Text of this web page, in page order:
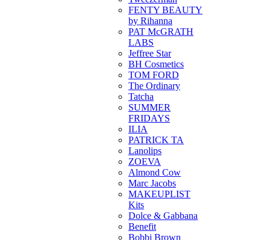
FENTY BEAUTY
by Rihanna
PAT McGRATH
LABS
Jeffree Star
BH Cosmetics
TOM FORD
The Ordinary
Tatcha
SUMMER
FRIDAYS
ILIA
PATRICK TA
Lanolips
ZOEVA
Almond Cow
Marc Jacobs
MAKEUPLIST
Kits
Dolce & Gabbana
Benefit
Bobbi Brown